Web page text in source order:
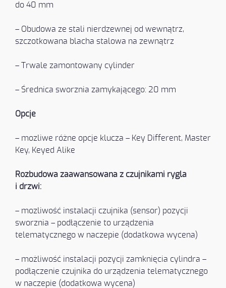
do 40 mm
– Obudowa ze stali nierdzewnej od wewnątrz,
szczotkowana blacha stalowa na zewnątrz
– Trwale zamontowany cylinder
– Średnica sworznia zamykającego: 20 mm
Opcje
– mozliwe różne opcje klucza – Key Different, Master
Key, Keyed Alike
Rozbudowa zaawansowana z czujnikami rygla
i drzwi:
– mozliwość instalacji czujnika (sensor) pozycji
sworznia – podłączenie to urządzenia
telematycznego w naczepie (dodatkowa wycena)
– możliwość instalacji pozycji zamknięcia cylindra –
podłączenie czujnika do urządzenia telematycznego
w naczepie (dodatkowa wycena)